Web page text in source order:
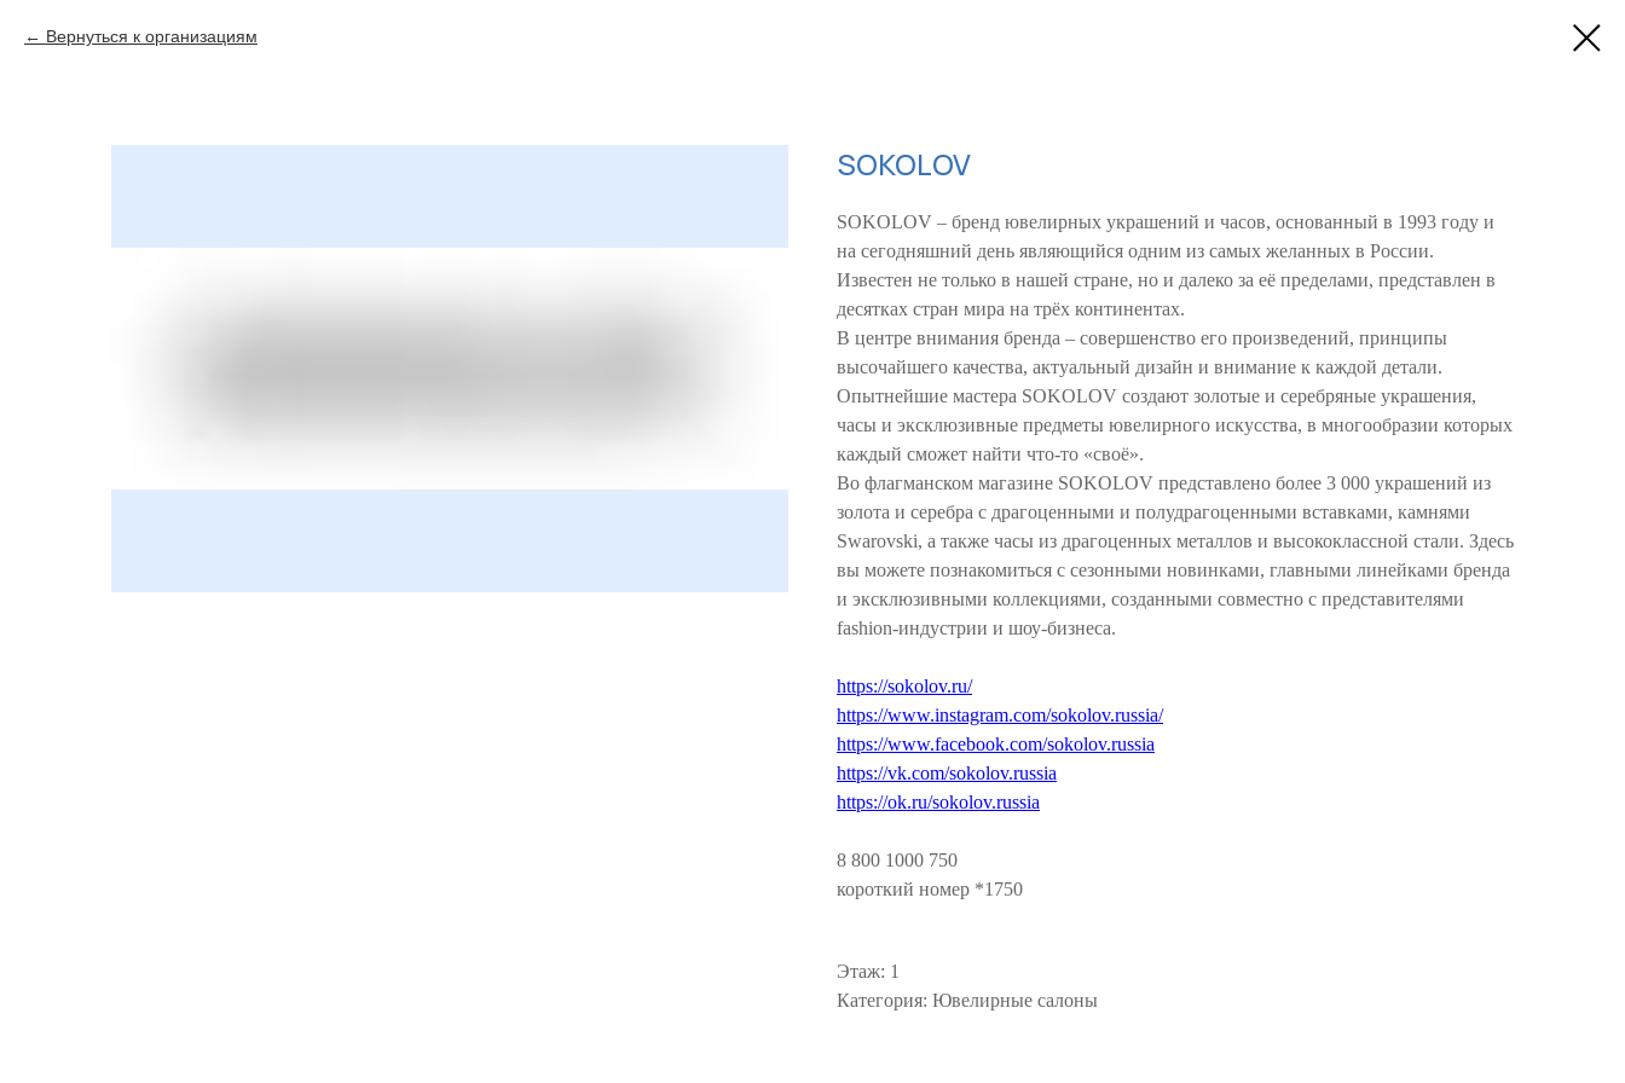
Вернуться к организациям
SOKOLOV
SOKOLOV – бренд ювелирных украшений и часов, основанный в 1993 году и
на сегодняшний день являющийся одним из самых желанных в России.
Известен не только в нашей стране, но и далеко за её пределами, представлен в
десятках стран мира на трёх континентах.
В центре внимания бренда – совершенство его произведений, принципы
высочайшего качества, актуальный дизайн и внимание к каждой детали.
Опытнейшие мастера SOKOLOV создают золотые и серебряные украшения,
часы и эксклюзивные предметы ювелирного искусства, в многообразии которых
каждый сможет найти что-то «своё».
Во флагманском магазине SOKOLOV представлено более 3 000 украшений из
золота и серебра с драгоценными и полудрагоценными вставками, камнями
Swarovski, а также часы из драгоценных металлов и высококлассной стали. Здесь
вы можете познакомиться с сезонными новинками, главными линейками бренда
и эксклюзивными коллекциями, созданными совместно с представителями
fashion-индустрии и шоу-бизнеса.
https://sokolov.ru/
https://www.instagram.com/sokolov.russia/
https://www.facebook.com/sokolov.russia
https://vk.com/sokolov.russia
https://ok.ru/sokolov.russia
8 800 1000 750
короткий номер *1750
Этаж: 1
Категория: Ювелирные салоны